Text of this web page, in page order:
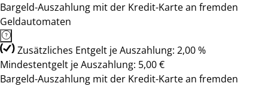
Bargeld-Auszahlung mit der Kredit-Karte an fremden
Geldautomaten
Zusätzliches Entgelt je Auszahlung: 2,00 %
Mindestentgelt je Auszahlung: 5,00 €
Bargeld-Auszahlung mit der Kredit-Karte an fremden